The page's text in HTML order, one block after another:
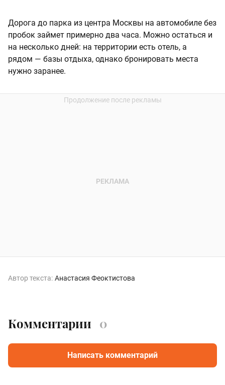
Дорога до парка из центра Москвы на автомобиле без
пробок займет примерно два часа. Можно остаться и
на несколько дней: на территории есть отель, а
рядом — базы отдыха, однако бронировать места
нужно заранее.
Автор текста: Анастасия Феоктистова
Комментарии 0
Написать комментарий